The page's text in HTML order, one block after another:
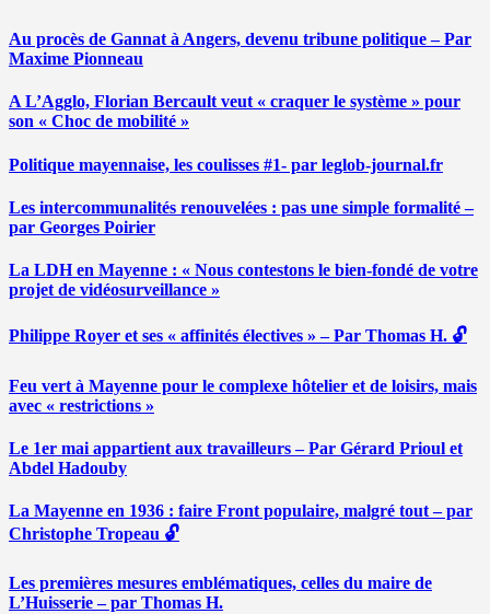
Au procès de Gannat à Angers, devenu tribune politique – Par
Maxime Pionneau
A L’Agglo, Florian Bercault veut « craquer le système » pour
son « Choc de mobilité »
Politique mayennaise, les coulisses #1- par leglob-journal.fr
Les intercommunalités renouvelées : pas une simple formalité –
par Georges Poirier
La LDH en Mayenne : « Nous contestons le bien-fondé de votre
projet de vidéosurveillance »
Philippe Royer et ses « affinités électives » – Par Thomas H. 🔓
Feu vert à Mayenne pour le complexe hôtelier et de loisirs, mais
avec « restrictions »
Le 1er mai appartient aux travailleurs – Par Gérard Prioul et
Abdel Hadouby
La Mayenne en 1936 : faire Front populaire, malgré tout – par
Christophe Tropeau 🔓
Les premières mesures emblématiques, celles du maire de
L’Huisserie – par Thomas H.